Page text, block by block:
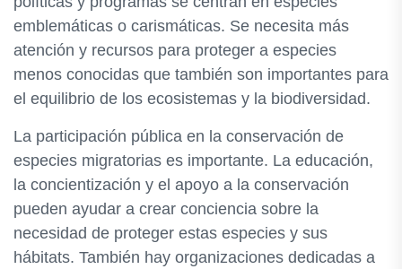
emblemáticas o carismáticas. Se necesita más
atención y recursos para proteger a especies
menos conocidas que también son importantes para
el equilibrio de los ecosistemas y la biodiversidad.
La participación pública en la conservación de
especies migratorias es importante. La educación,
la concientización y el apoyo a la conservación
pueden ayudar a crear conciencia sobre la
necesidad de proteger estas especies y sus
hábitats. También hay organizaciones dedicadas a